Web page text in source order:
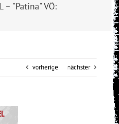
– "Patina" VÖ:
vorherige nächster